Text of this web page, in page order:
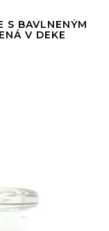
S BAVLNENÝM
V DEKE